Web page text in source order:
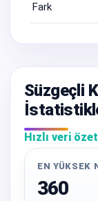
Fark
Süzgeçli
Hızlı veri
EN YÜKSEK
360